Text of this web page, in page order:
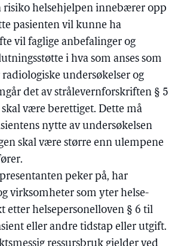
helsehjelpen innebærer opp
pasienten vil kunne ha
vil faglige anbefalinger og
i hva som anses som
radiologiske undersøkelser og
det av strålevernforskriften § 5
være berettiget. Dette må
nytte av undersøkelsen
skal være større enn ulempene
peker på, har
virksomheter som yter helse-
etter helsepersonelloven § 6 til
eller andre tidstap eller utgift.